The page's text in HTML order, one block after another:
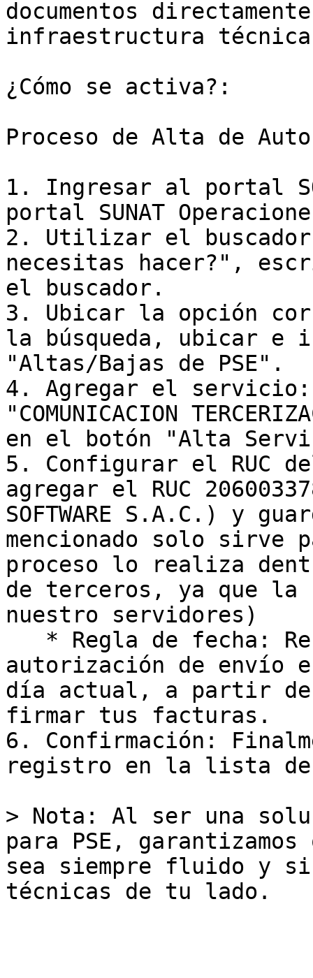
documentos
infraestructura
¿Cómo se activa?:
Proceso de Alta de
1. Ingresar al portal
portal SUNAT
2. Utilizar el
necesitas hacer?",
el buscador.
3. Ubicar la opción
la búsqueda, ubicar e
"Altas/Bajas de PSE".
4. Agregar el
"COMUNICACION
en el botón "Alta
5. Configurar el RUC
agregar el RUC
SOFTWARE S.A.C.) y
mencionado solo sirve
proceso lo realiza
de terceros, ya que la
nuestro servidores)
autorización de envío
día actual, a partir de
firmar tus facturas.
6. Confirmación:
registro en la lista
> Nota: Al ser una
para PSE,
sea siempre fluido y